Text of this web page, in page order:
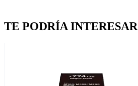
TE PODRÍA INTERESAR